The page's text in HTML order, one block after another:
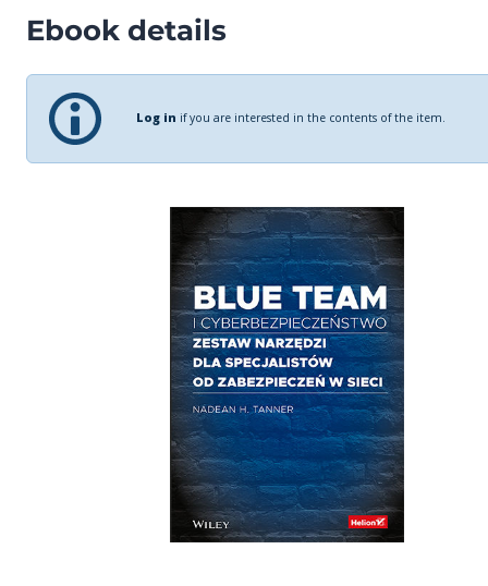
Ebook details
Log in if you are interested in the contents of the item.